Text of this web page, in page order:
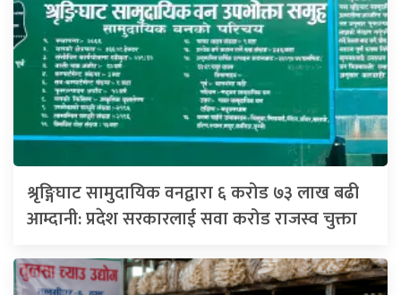
श्रृङ्गिघाट सामुदायिक वनद्वारा ६ करोड ७३ लाख बढी
आम्दानी: प्रदेश सरकारलाई सवा करोड राजस्व चुक्ता